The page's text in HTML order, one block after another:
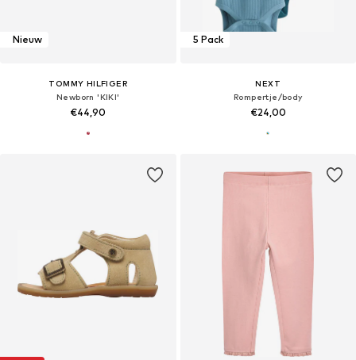
Nieuw
TOMMY HILFIGER
Newborn 'KIKI'
€44,90
5 Pack
NEXT
Rompertje/body
€24,00